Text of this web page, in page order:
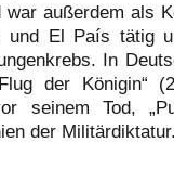
außerdem als
und El País tätig
In
der Königin“
seinem Tod,
der